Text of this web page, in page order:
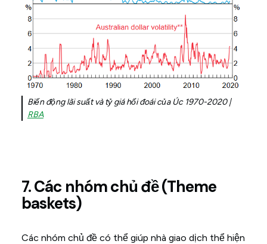
Biến động lãi suất và tỷ giá hối đoái của Úc 1970-2020 |
RBA
7. Các nhóm chủ đề (Theme
baskets)
Các nhóm chủ đề có thể giúp nhà giao dịch thể hiện